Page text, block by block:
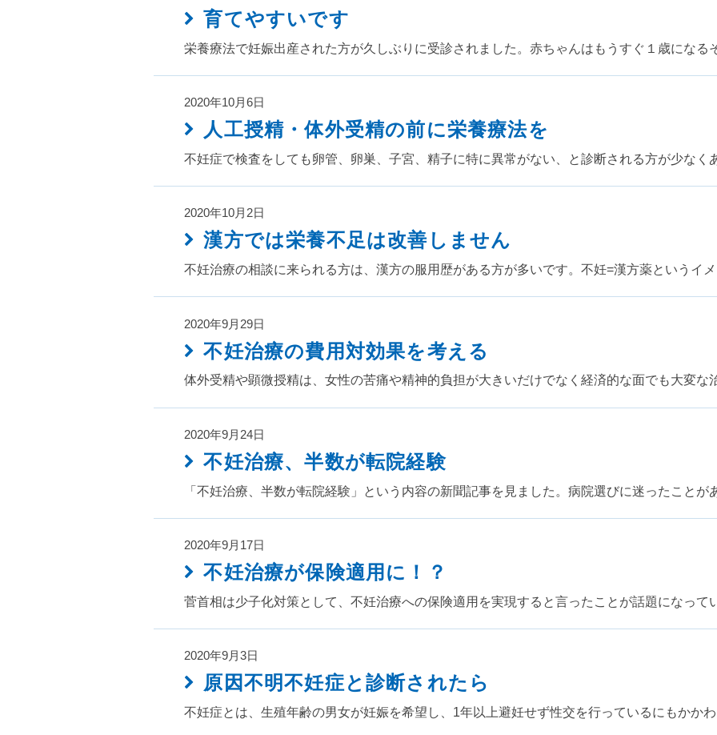
育てやすいです
栄養療法で妊娠出産された方が久しぶりに受診されました。赤ちゃんはもうすぐ１歳にな
2020年10月6日
人工授精・体外受精の前に栄養療法を
不妊症で検査をしても卵管、卵巣、子宮、精子に特に異常がない、と診断される方が少な
2020年10月2日
漢方では栄養不足は改善しません
不妊治療の相談に来られる方は、漢方の服用歴がある方が多いです。不妊=漢方薬というイ
2020年9月29日
不妊治療の費用対効果を考える
体外受精や顕微授精は、女性の苦痛や精神的負担が大きいだけでなく経済的な面でも大変
2020年9月24日
不妊治療、半数が転院経験
「不妊治療、半数が転院経験」という内容の新聞記事を見ました。病院選びに迷ったこと
2020年9月17日
不妊治療が保険適用に！？
菅首相は少子化対策として、不妊治療への保険適用を実現すると言ったことが話題になっ
2020年9月3日
原因不明不妊症と診断されたら
不妊症とは、生殖年齢の男女が妊娠を希望し、1年以上避妊せず性交を行っているにもかか